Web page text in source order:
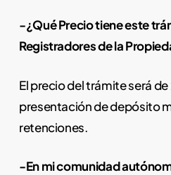
-¿Qué Precio tiene este
Registradores de la
El precio del trámite será
presentación de depósito
retenciones.
-En mi comunidad